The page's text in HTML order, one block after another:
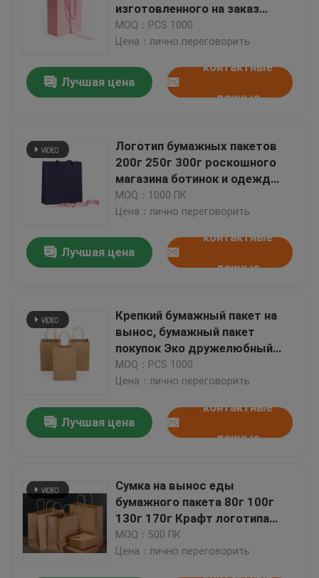
изготовленного на заказ
логотипа романтичный
розовый с ручками веревочки
MOQ：PCS 1000
Цена：лично переговорить
Лучшая цена
контактные
данные
Логотип бумажных пакетов
200г 250г 300г роскошного
магазина ботинок и одежд
упаковывая изготовленный на
заказ
MOQ：1000 ПК
Цена：лично переговорить
Лучшая цена
контактные
данные
Крепкий бумажный пакет на
вынос, бумажный пакет
покупок Эко дружелюбный
Деградабле
MOQ：PCS 1000
Цена：лично переговорить
Лучшая цена
контактные
данные
Сумка на вынос еды
бумажного пакета 80г 100г
130г 170г Крафт логотипа
изготовленная на заказ
Деградабле
MOQ：500 ПК
Цена：лично переговорить